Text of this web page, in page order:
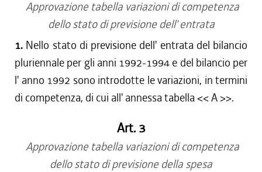
Approvazione tabella variazioni di competenza
dello stato di previsione dell' entrata
1. Nello stato di previsione dell' entrata del bilancio
pluriennale per gli anni 1992-1994 e del bilancio per
l' anno 1992 sono introdotte le variazioni, in termini
di competenza, di cui all' annessa tabella << A >>.
Art. 3
Approvazione tabella variazioni di competenza
dello stato di previsione della spesa